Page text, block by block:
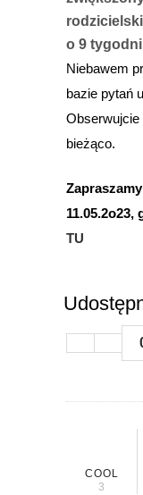
o 9
Niebawem
bazie pytań
bieżąco.
11.05.2o23,
TU
COOL
3